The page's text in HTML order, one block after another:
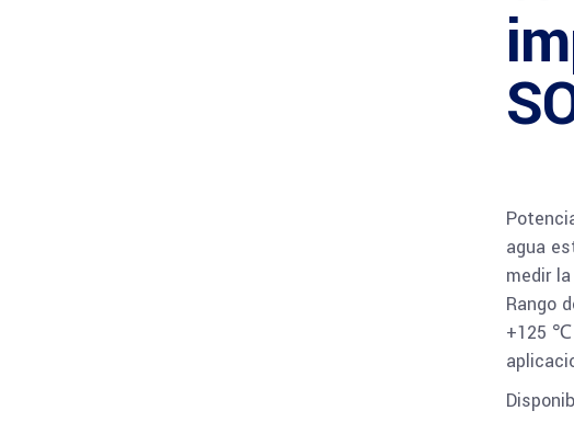
agua
medir
Rango
+125 ℃